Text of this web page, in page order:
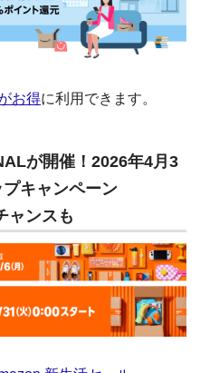
お得に利用できます。
が開催！2026年4月3
キャンペーン
ャンスも